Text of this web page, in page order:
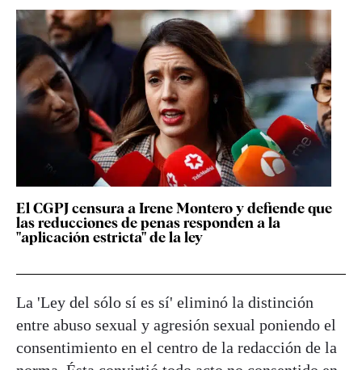
El CGPJ censura a Irene Montero y defiende que
las reducciones de penas responden a la
"aplicación estricta" de la ley
La 'Ley del sólo sí es sí' eliminó la distinción
entre abuso sexual y agresión sexual poniendo el
consentimiento en el centro de la redacción de la